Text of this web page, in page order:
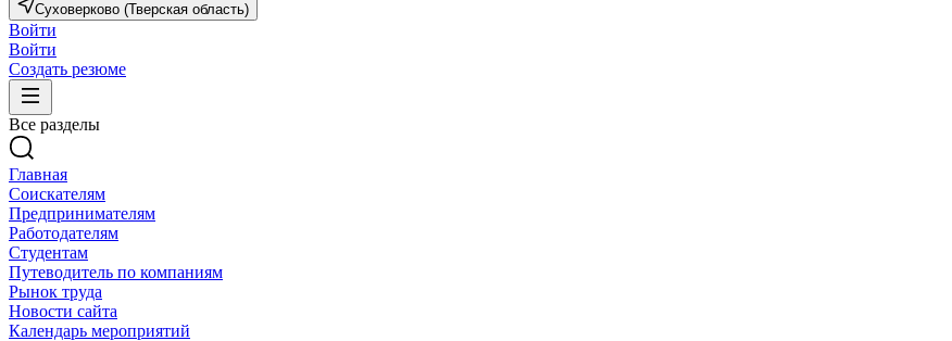
Суховерково (Тверская область)
Войти
Войти
Создать резюме
Все разделы
Главная
Соискателям
Предпринимателям
Работодателям
Студентам
Путеводитель по компаниям
Рынок труда
Новости сайта
Календарь мероприятий